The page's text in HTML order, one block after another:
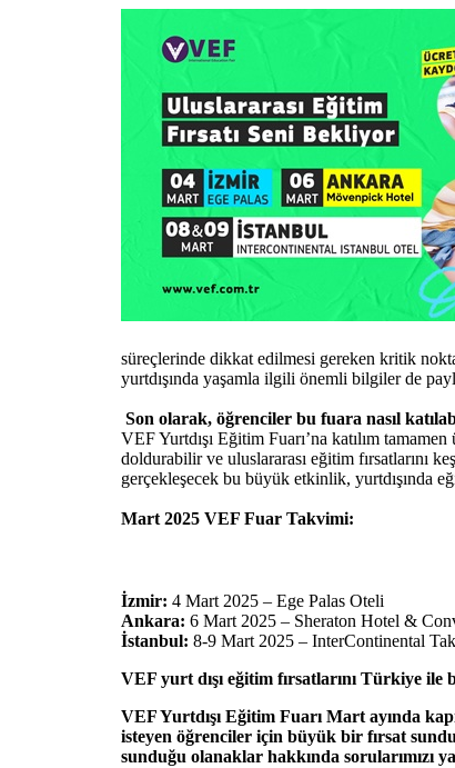
süreçlerinde dikkat edilmesi gereken kritik
yurtdışında yaşamla ilgili önemli bilgiler de
Son olarak, öğrenciler bu fuara nasıl
VEF Yurtdışı Eğitim Fuarı’na katılım
doldurabilir ve uluslararası eğitim fırsatlarını
gerçekleşecek bu büyük etkinlik, yurtdışında
Mart 2025 VEF Fuar Takvimi:
İzmir: 4 Mart 2025 – Ege Palas Oteli
Ankara: 6 Mart 2025 – Sheraton Hotel &
İstanbul: 8-9 Mart 2025 – InterContinental
VEF yurt dışı eğitim fırsatlarını Türkiye
VEF Yurtdışı Eğitim Fuarı Mart ayında
isteyen öğrenciler için büyük bir fırsat
sunduğu olanaklar hakkında sorularımızı